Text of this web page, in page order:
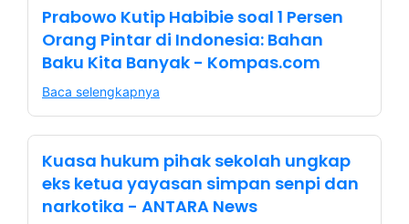
Prabowo Kutip Habibie soal 1 Persen
Orang Pintar di Indonesia: Bahan
Baku Kita Banyak - Kompas.com
Baca selengkapnya
Kuasa hukum pihak sekolah ungkap
eks ketua yayasan simpan senpi dan
narkotika - ANTARA News